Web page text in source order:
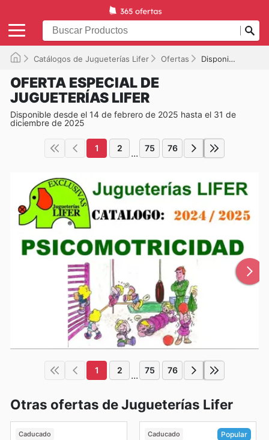
Catálogos de Jugueterías Lifer Ofertas Disponible hasta el 31/12/2025
OFERTA ESPECIAL DE
JUGUETERÍAS LIFER
Disponible desde el 14 de febrero de 2025 hasta el 31 de
diciembre de 2025
1 2 ... 75 76
1 2 ... 75 76
Otras ofertas de Jugueterías Lifer
Caducado Caducado Popular